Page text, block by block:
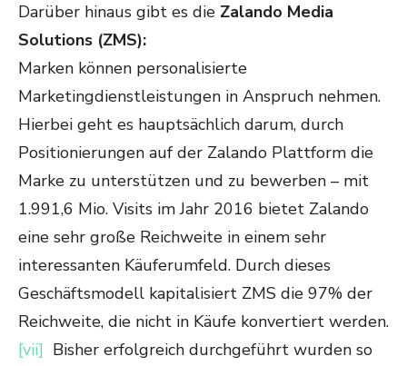
Darüber hinaus gibt es die Zalando Media
Solutions (ZMS):
Marken können personalisierte
Marketingdienstleistungen in Anspruch nehmen.
Hierbei geht es hauptsächlich darum, durch
Positionierungen auf der Zalando Plattform die
Marke zu unterstützen und zu bewerben – mit
1.991,6 Mio. Visits im Jahr 2016 bietet Zalando
eine sehr große Reichweite in einem sehr
interessanten Käuferumfeld. Durch dieses
Geschäftsmodell kapitalisiert ZMS die 97% der
Reichweite, die nicht in Käufe konvertiert werden.
[vii] Bisher erfolgreich durchgeführt wurden so